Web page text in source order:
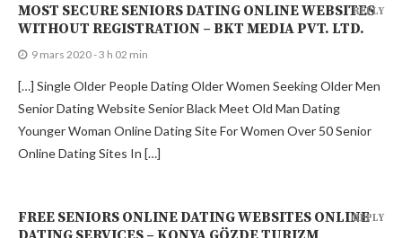
MOST SECURE SENIORS DATING ONLINE WEBSITES
WITHOUT REGISTRATION – BKT MEDIA PVT. LTD.
9 mars 2020 - 3 h 02 min
[…] Single Older People Dating Older Women Seeking Older Men
Senior Dating Website Senior Black Meet Old Man Dating
Younger Woman Online Dating Site For Women Over 50 Senior
Online Dating Sites In […]
REPLY
FREE SENIORS ONLINE DATING WEBSITES ONLINEREPLY